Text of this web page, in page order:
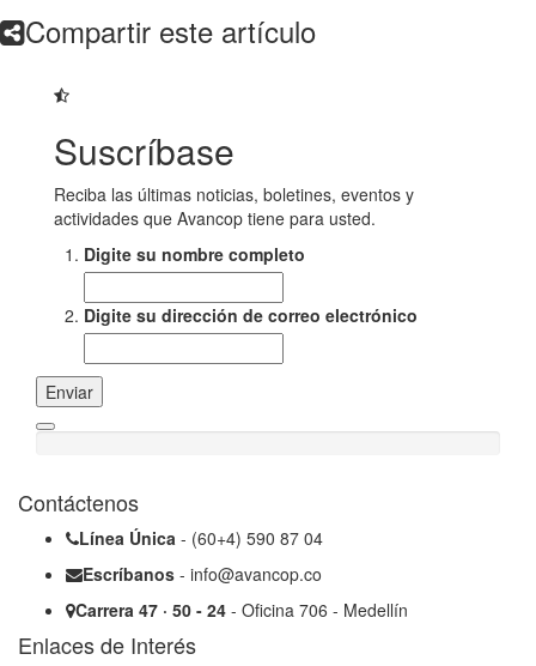
Compartir este artículo
Suscríbase
Reciba las últimas noticias, boletines, eventos y
actividades que Avancop tiene para usted.
Digite su nombre completo
Digite su dirección de correo electrónico
Enviar
Contáctenos
Línea Única - (60+4) 590 87 04
Escríbanos - info@avancop.co
Carrera 47 · 50 - 24 - Oficina 706 - Medellín
Enlaces de Interés